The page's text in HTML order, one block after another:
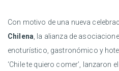
Con motivo de una nueva
Chilena , la alianza de
enoturístico, gastronómico y
‘Chile te quiero comer’, lanzaron el